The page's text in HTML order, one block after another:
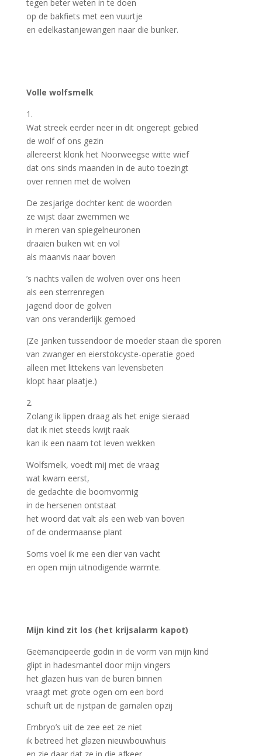
tegen beter weten in te doen
op de bakfiets met een vuurtje
en edelkastanjewangen naar die bunker.
Volle wolfsmelk
1.
Wat streek eerder neer in dit ongerept gebied
de wolf of ons gezin
allereerst klonk het Noorweegse witte wief
dat ons sinds maanden in de auto toezingt
over rennen met de wolven
De zesjarige dochter kent de woorden
ze wijst daar zwemmen we
in meren van spiegelneuronen
draaien buiken wit en vol
als maanvis naar boven
’s nachts vallen de wolven over ons heen
als een sterrenregen
jagend door de golven
van ons veranderlijk gemoed
(Ze janken tussendoor de moeder staan die sporen
van zwanger en eierstokcyste-operatie goed
alleen met littekens van levensbeten
klopt haar plaatje.)
2.
Zolang ik lippen draag als het enige sieraad
dat ik niet steeds kwijt raak
kan ik een naam tot leven wekken
Wolfsmelk, voedt mij met de vraag
wat kwam eerst,
de gedachte die boomvormig
in de hersenen ontstaat
het woord dat valt als een web van boven
of de ondermaanse plant
Soms voel ik me een dier van vacht
en open mijn uitnodigende warmte.
Mijn kind zit los (het krijsalarm kapot)
Geëmancipeerde godin in de vorm van mijn kind
glipt in hadesmantel door mijn vingers
het glazen huis van de buren binnen
vraagt met grote ogen om een bord
schuift uit de rijstpan de garnalen opzij
Embryo’s uit de zee eet ze niet
ik betreed het glazen nieuwbouwhuis